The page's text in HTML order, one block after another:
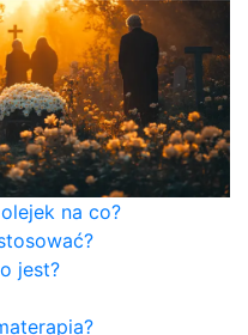
na co?
jest?